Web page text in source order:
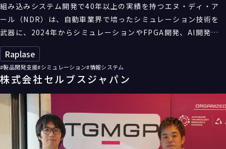
組み込みシステム開発で40年以上の実績を持つエヌ・ディ・ア
ール（NDR）は、自動車業界で培ったシミュレーション技術を
武器に、2024年からシミュレーションやFPGA開発、AI開発を
高速化するサービス「SimA」を本格的に提供開始している。こ
の基盤に採用されているのがHPCのクラウドサービス
「Raplase」だ。製品開発のシミュレーションに要する時間を
短縮することで、日本の製造業の競争力向上に貢献する。
Raplase
#製品開発支援#シミュレーション#情報システム
株式会社セルブスジャパン